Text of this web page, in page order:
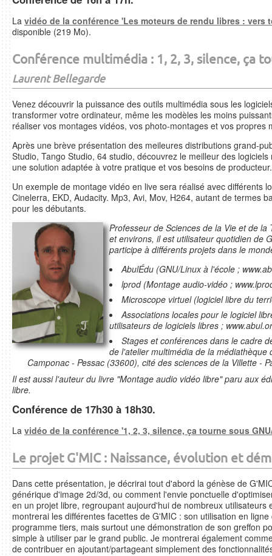
La vidéo de la conférence 'Les moteurs de rendu libres : vers
disponible (219 Mo).
Conférence multimédia : 1, 2, 3, silence, ça
Laurent Bellegarde
Venez découvrir la puissance des outils multimédia sous les
transformer votre ordinateur, même les modèles les moins
réaliser vos montages vidéos, vos photo-montages et vos propres
Après une brève présentation des meileures distributions grand-
Studio, Tango Studio, 64 studio, découvrez le meilleur des
une solution adaptée à votre pratique et vos besoins de
Un exemple de montage vidéo en live sera réalisé avec différents
Cinelerra, EKD, Audacity. Mp3, Avi, Mov, H264, autant de termes
pour les débutants.
Professeur de Sciences de la Vie et de
et environs, il est utilisateur quotidien de
participe à différents projets dans le
AbulÉdu (GNU/Linux à l'école ;
lprod (Montage audio-vidéo ;
Microscope virtuel (logiciel libre du
Associations locales pour le logiciel
utilisateurs de logiciels libres ;
Stages et conférences dans le cadre
de l'atelier multimédia de la
Camponac - Pessac (33600), cité des sciences de la Villette -
Il est aussi l'auteur du livre "Montage audio vidéo libre" paru aux
libre.
Conférence de 17h30 à 18h30.
La vidéo de la conférence '1, 2, 3, silence, ça tourne sous
Le projet G'MIC : Naissance, évolution et
Dans cette présentation, je décrirai tout d'abord la génèse de
générique d'image 2d/3d, ou comment l'envie ponctuelle
en un projet libre, regroupant aujourd'hui de nombreux
montrerai les différentes facettes de G'MIC : son utilisation en
programme tiers, mais surtout une démonstration de son greffon
simple à utiliser par le grand public. Je montrerai également
de contribuer en ajoutant/partageant simplement des